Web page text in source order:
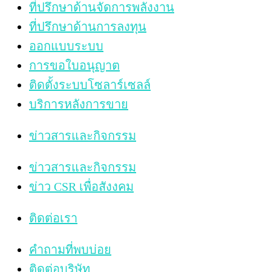
ที่ปรึกษาด้านจัดการพลังงาน
ที่ปรึกษาด้านการลงทุน
ออกแบบระบบ
การขอใบอนุญาต
ติดตั้งระบบโซลาร์เซลล์
บริการหลังการขาย
ข่าวสารและกิจกรรม
ข่าวสารและกิจกรรม
ข่าว CSR เพื่อสังงคม
ติดต่อเรา
คำถามที่พบบ่อย
ติดต่อบริษัท